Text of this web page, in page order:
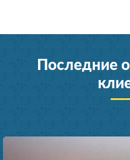
Последние